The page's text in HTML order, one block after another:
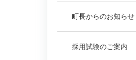
町長からのお知らせ
採用試験のご案内